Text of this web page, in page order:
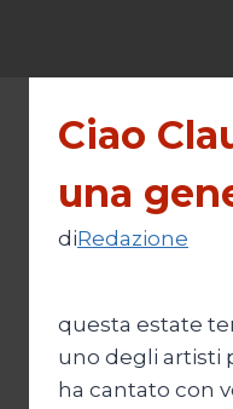
contenuto
Ciao
una
diRedazione
questa estate
uno degli artisti
ha cantato con